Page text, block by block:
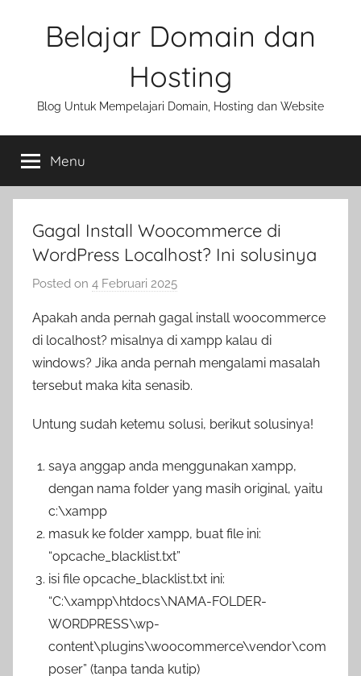
Belajar Domain dan
Hosting
Blog Untuk Mempelajari Domain, Hosting dan Website
Menu
Gagal Install Woocommerce di
WordPress Localhost? Ini solusinya
Posted on 4 Februari 2025
a
d
m
i
i
t
r
t
o
r
Apakah anda pernah gagal install woocommerce
di localhost? misalnya di xampp kalau di
windows? Jika anda pernah mengalami masalah
tersebut maka kita senasib.
Untung sudah ketemu solusi, berikut solusinya!
saya anggap anda menggunakan xampp,
dengan nama folder yang masih original, yaitu
c:\xampp
masuk ke folder xampp, buat file ini:
“opcache_blacklist.txt”
isi file opcache_blacklist.txt ini:
“C:\xampp\htdocs\NAMA-FOLDER-
WORDPRESS\wp-
content\plugins\woocommerce\vendor\com
poser” (tanpa tanda kutip)